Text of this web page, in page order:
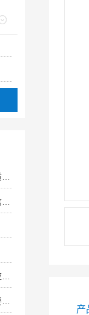
产
单法兰差压变送器的法兰膜片材质对腐蚀性介质适应性
单法兰差压变送器的温度补偿与信号处理技术
在不同情况下安装差压变送器时应注意的事项
在不同情况下安装差压变送器时要注意的问题